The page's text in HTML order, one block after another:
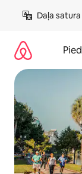
saturu
Daļa